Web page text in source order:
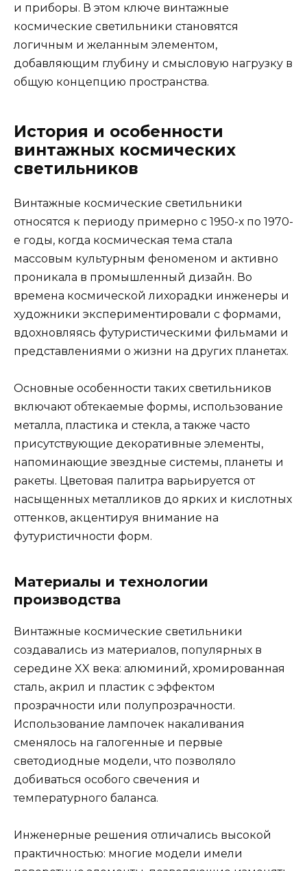
и приборы. В этом ключе винтажные
космические светильники становятся
логичным и желанным элементом,
добавляющим глубину и смысловую нагрузку в
общую концепцию пространства.
История и особенности
винтажных космических
светильников
Винтажные космические светильники
относятся к периоду примерно с 1950-х по 1970-
е годы, когда космическая тема стала
массовым культурным феноменом и активно
проникала в промышленный дизайн. Во
времена космической лихорадки инженеры и
художники экспериментировали с формами,
вдохновляясь футуристическими фильмами и
представлениями о жизни на других планетах.
Основные особенности таких светильников
включают обтекаемые формы, использование
металла, пластика и стекла, а также часто
присутствующие декоративные элементы,
напоминающие звездные системы, планеты и
ракеты. Цветовая палитра варьируется от
насыщенных металликов до ярких и кислотных
оттенков, акцентируя внимание на
футуристичности форм.
Материалы и технологии
производства
Винтажные космические светильники
создавались из материалов, популярных в
середине XX века: алюминий, хромированная
сталь, акрил и пластик с эффектом
прозрачности или полупрозрачности.
Использование лампочек накаливания
сменялось на галогенные и первые
светодиодные модели, что позволяло
добиваться особого свечения и
температурного баланса.
Инженерные решения отличались высокой
практичностью: многие модели имели